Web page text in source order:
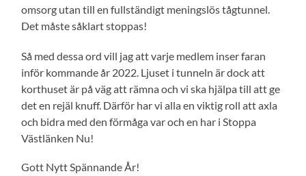
omsorg utan till en fullständigt meningslös tågtunnel.
Det måste såklart stoppas!
Så med dessa ord vill jag att varje medlem inser faran
inför kommande år 2022. Ljuset i tunneln är dock att
korthuset är på väg att rämna och vi ska hjälpa till att ge
det en rejäl knuff. Därför har vi alla en viktig roll att axla
och bidra med den förmåga var och en har i Stoppa
Västlänken Nu!
Gott Nytt Spännande År!